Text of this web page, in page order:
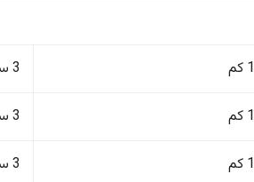
3 سنوات/100,000 كم
3 سنوات/100,000 كم
3 سنوات/100,000 كم